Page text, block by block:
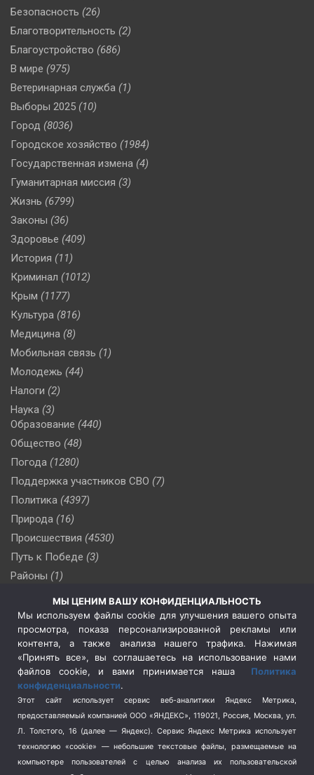
Безопасность (26)
Благотворительность (2)
Благоустройство (686)
В мире (975)
Ветеринарная служба (1)
Выборы 2025 (10)
Город (8036)
Городское хозяйство (1984)
Государственная измена (4)
Гуманитарная миссия (3)
Жизнь (6799)
Законы (36)
Здоровье (409)
История (11)
Криминал (1012)
Крым (1177)
Культура (816)
Медицина (8)
Мобильная связь (1)
Молодежь (44)
Налоги (2)
Наука (3)
Образование (440)
Общество (48)
Погода (1280)
Поддержка участников СВО (7)
Политика (4397)
Природа (16)
Происшествия (4530)
Путь к Победе (3)
Районы (1)
(510)
Сельское хозяйство (3)
Социальная политика
(3)
Спецоперация в Украине
Спецоперация на Украине
(404)
Спорт (740)
Терроризм (1)
Транспорт (262)
Туризм (178)
МЫ ЦЕНИМ ВАШУ КОНФИДЕНЦИАЛЬНОСТЬ
Мы используем файлы cookie для улучшения вашего опыта
просмотра, показа персонализированной рекламы или
контента, а также анализа нашего трафика. Нажимая
«Принять все», вы соглашаетесь на использование нами
файлов cookie, и вами принимается наша Политика
конфиденциальности.
Этот сайт использует сервис веб-аналитики Яндекс Метрика,
предоставляемый компанией ООО «ЯНДЕКС», 119021, Россия, Москва, ул.
Л. Толстого, 16 (далее — Яндекс). Сервис Яндекс Метрика использует
технологию «cookie» — небольшие текстовые файлы, размещаемые на
компьютере пользователей с целью анализа их пользовательской